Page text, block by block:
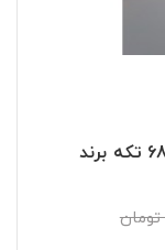
ست دریل و پیچ گوشتی شارژی 68 تکه برند